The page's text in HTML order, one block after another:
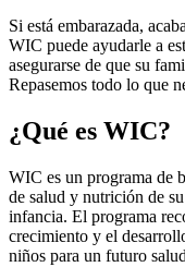
Si está embarazada,
WIC puede ayudarle a
asegurarse de que su
Repasemos todo lo que
¿Qué es WIC?
WIC es un programa de
de salud y nutrición de
infancia. El programa
crecimiento y el
niños para un futuro